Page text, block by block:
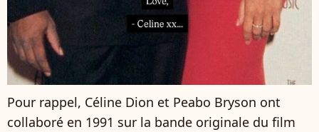
Pour rappel, Céline Dion et Peabo Bryson ont
collaboré en 1991 sur la bande originale du film